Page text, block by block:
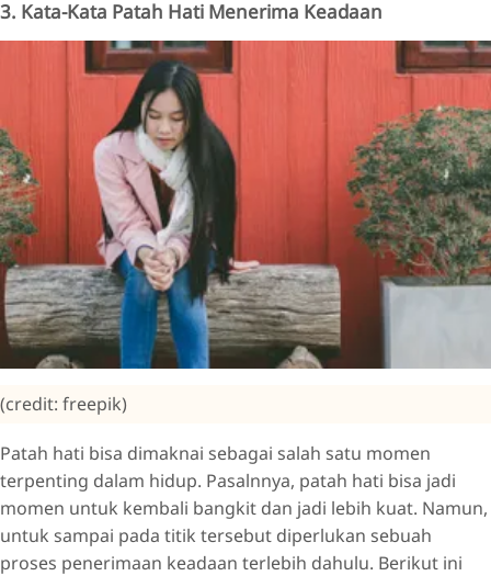
3. Kata-Kata Patah Hati Menerima Keadaan
(credit: freepik)
Patah hati bisa dimaknai sebagai salah satu momen
terpenting dalam hidup. Pasalnnya, patah hati bisa jadi
momen untuk kembali bangkit dan jadi lebih kuat. Namun,
untuk sampai pada titik tersebut diperlukan sebuah
proses penerimaan keadaan terlebih dahulu. Berikut ini